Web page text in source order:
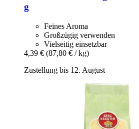
g
Feines Aroma
Großzügig verwenden
Vielseitig einsetzbar
4,39 € (87,80 € / kg)
Zustellung bis 12. August